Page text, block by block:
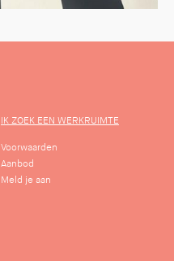
IK ZOEK EEN WERKRUIMTE
Voorwaarden
Aanbod
Meld je aan